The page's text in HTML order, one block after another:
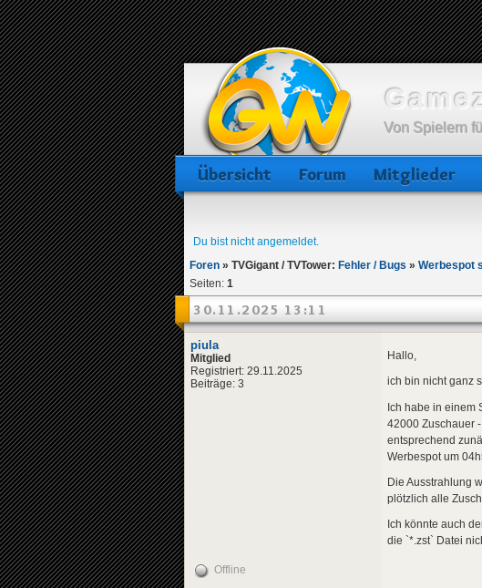
Von Spielern
Übersicht Forum Mitglieder
Du bist nicht angemeldet.
Foren » TVGigant / TVTower: Fehler / Bugs » Werbespot
Seiten: 1
30.11.2025 13:11
piula
Mitglied
Registriert: 29.11.2025
Beiträge: 3
Hallo,
ich bin nicht ganz
Ich habe in einem
42000 Zuschauer
entsprechend
Werbespot um
Die Ausstrahlung
plötzlich alle
Ich könnte auch
die `*.zst` Datei
Offline